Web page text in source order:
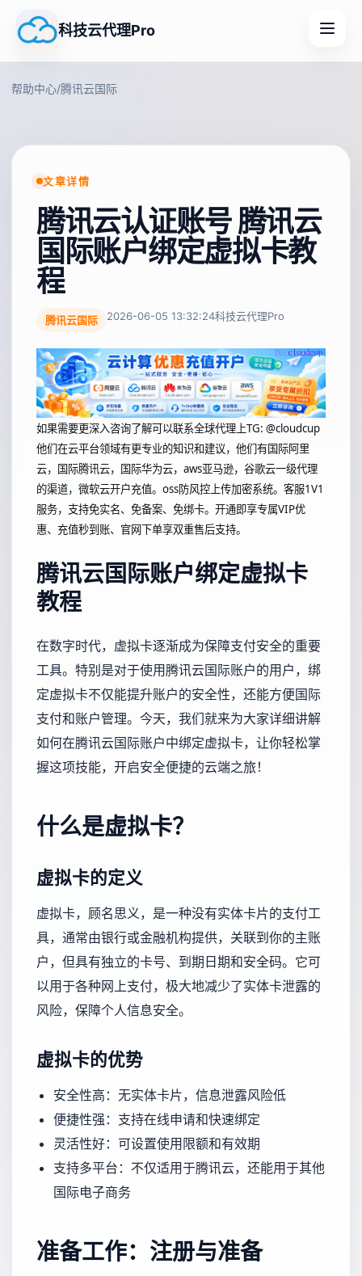
科技云代理Pro
帮助中心/腾讯云国际
文章详情
腾讯云认证账号 腾讯云
国际账户绑定虚拟卡教
程
腾讯云国际 2026-06-05 13:32:24科技云代理Pro
如果需要更深入咨询了解可以联系全球代理上TG: @cloudcup
他们在云平台领域有更专业的知识和建议，他们有国际阿里
云，国际腾讯云，国际华为云，aws亚马逊，谷歌云一级代理
的渠道，微软云开户充值。oss防风控上传加密系统。客服1V1
服务，支持免实名、免备案、免绑卡。开通即享专属VIP优
惠、充值秒到账、官网下单享双重售后支持。
腾讯云国际账户绑定虚拟卡
教程
在数字时代，虚拟卡逐渐成为保障支付安全的重要
工具。特别是对于使用腾讯云国际账户的用户，绑
定虚拟卡不仅能提升账户的安全性，还能方便国际
支付和账户管理。今天，我们就来为大家详细讲解
如何在腾讯云国际账户中绑定虚拟卡，让你轻松掌
握这项技能，开启安全便捷的云端之旅！
什么是虚拟卡？
虚拟卡的定义
虚拟卡，顾名思义，是一种没有实体卡片的支付工
具，通常由银行或金融机构提供，关联到你的主账
户，但具有独立的卡号、到期日期和安全码。它可
以用于各种网上支付，极大地减少了实体卡泄露的
风险，保障个人信息安全。
虚拟卡的优势
安全性高：无实体卡片，信息泄露风险低
便捷性强：支持在线申请和快速绑定
灵活性好：可设置使用限额和有效期
支持多平台：不仅适用于腾讯云，还能用于其他
国际电子商务
准备工作：注册与准备